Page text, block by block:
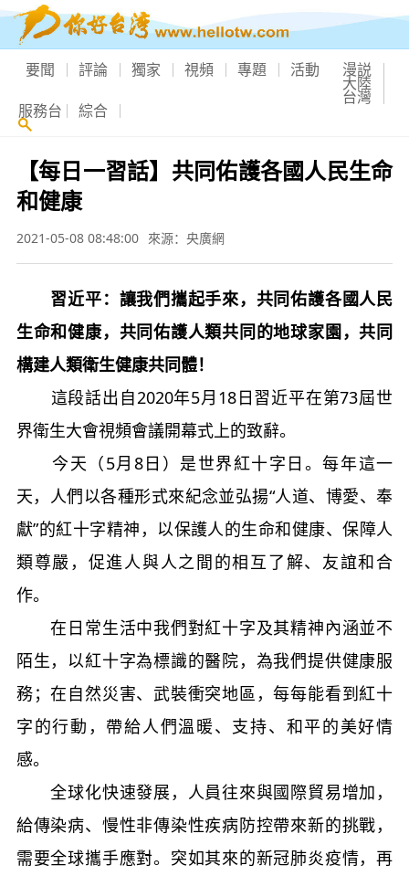
要聞 評論 獨家 視頻 專題 活動 漫説
大陸
台灣
服務台 綜合
【每日一習話】共同佑護各國人民生命
和健康
2021-05-08 08:48:00 來源：央廣網
習近平：讓我們攜起手來，共同佑護各國人民
生命和健康，共同佑護人類共同的地球家園，共同
構建人類衛生健康共同體！
這段話出自2020年5月18日習近平在第73屆世
界衛生大會視頻會議開幕式上的致辭。
今天（5月8日）是世界紅十字日。每年這一
天，人們以各種形式來紀念並弘揚“人道、博愛、奉
獻”的紅十字精神，以保護人的生命和健康、保障人
類尊嚴，促進人與人之間的相互了解、友誼和合
作。
在日常生活中我們對紅十字及其精神內涵並不
陌生，以紅十字為標識的醫院，為我們提供健康服
務；在自然災害、武裝衝突地區，每每能看到紅十
字的行動，帶給人們溫暖、支持、和平的美好情
感。
全球化快速發展，人員往來與國際貿易增加，
給傳染病、慢性非傳染性疾病防控帶來新的挑戰，
需要全球攜手應對。突如其來的新冠肺炎疫情，再